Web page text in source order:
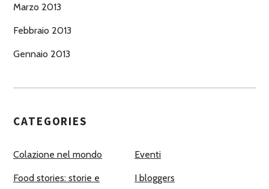
Marzo 2013
Febbraio 2013
Gennaio 2013
CATEGORIES
Colazione nel mondo Eventi
Food stories: storie e
I bloggers